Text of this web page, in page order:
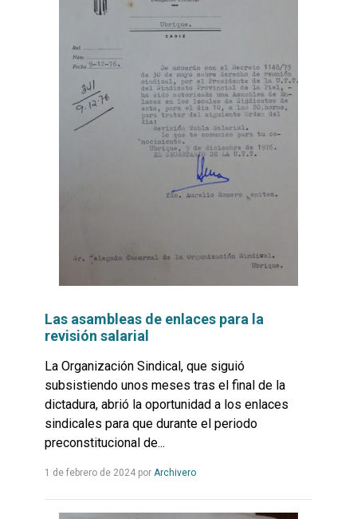
Las asambleas de enlaces para la
revisión salarial
La Organización Sindical, que siguió
subsistiendo unos meses tras el final de la
dictadura, abrió la oportunidad a los enlaces
sindicales para que durante el periodo
preconstitucional de...
1 de febrero de 2024por ArchiveroLeer